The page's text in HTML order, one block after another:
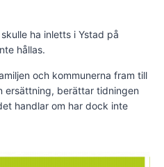
ha inletts i Ystad på
hållas.
och kommunerna fram till
ersättning, berättar tidningen
handlar om har dock inte